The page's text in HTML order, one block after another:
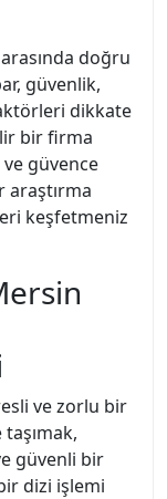
doğru
güvenlik,
dikkate
bir firma
güvence
araştırma
keşfetmeniz
ve zorlu bir
güvenli bir
dizi işlemi